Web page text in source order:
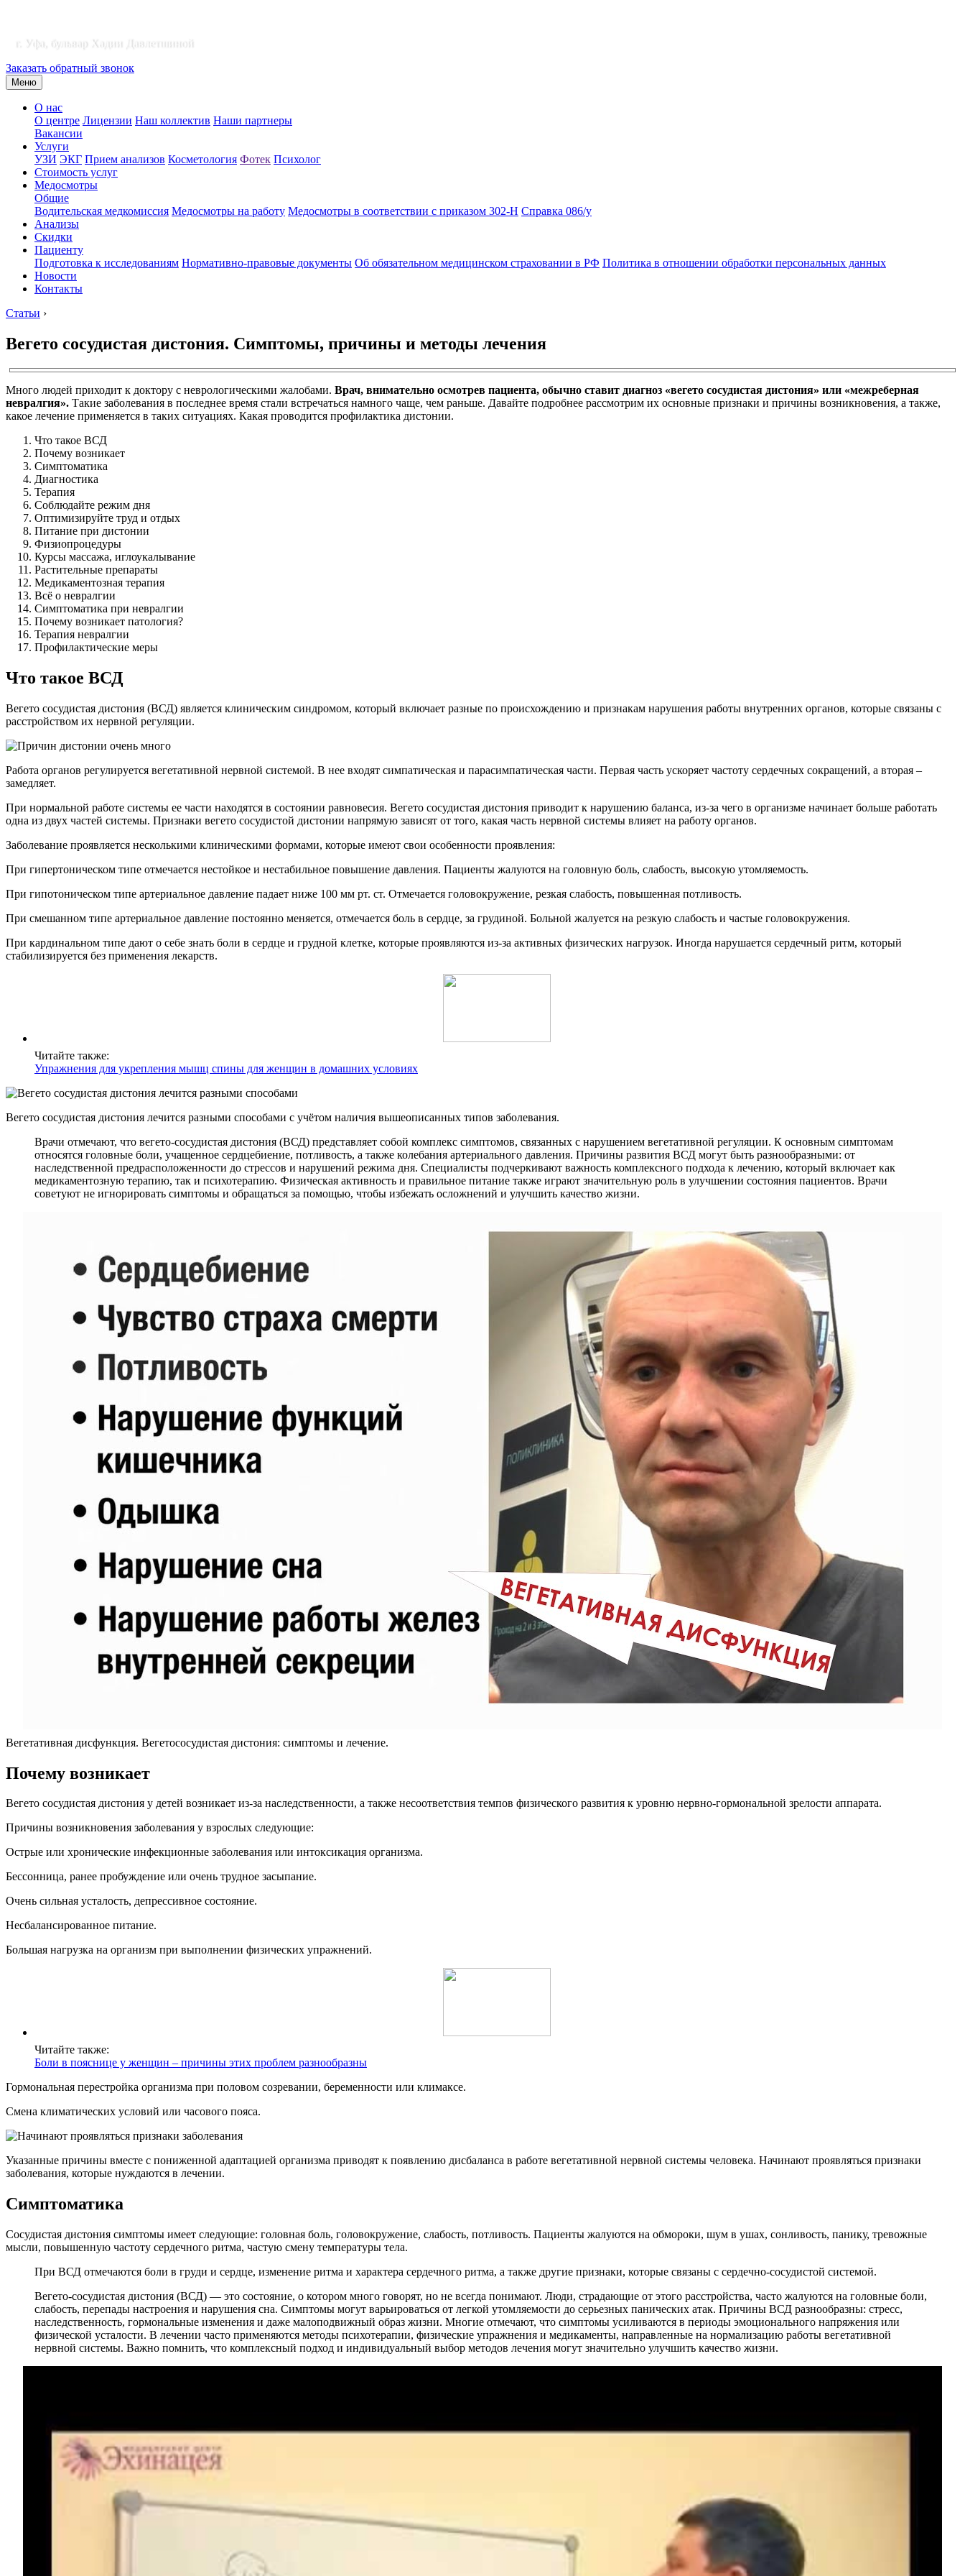
г. Уфа, бульвар Хадии Давлетшиной
Заказать обратный звонок
Меню
О нас
О центре Лицензии Наш коллектив Наши партнеры
Вакансии
Услуги
УЗИ ЭКГ Прием анализов Косметология Фотек Психолог
Стоимость услуг
Медосмотры
Общие
Водительская медкомиссия Медосмотры на работу Медосмотры в соответствии с приказом 302-Н Справка 086/у
Анализы
Скидки
Пациенту
Подготовка к исследованиям Нормативно-правовые документы Об обязательном медицинском страховании в РФ Политика в отношении обработки персональных данных
Новости
Контакты
Статьи ›
Вегето сосудистая дистония. Симптомы, причины и методы лечения
Много людей приходит к доктору с неврологическими жалобами. Врач, внимательно осмотрев пациента, обычно ставит диагноз «вегето сосудистая дистония» или «межреберная
невралгия». Такие заболевания в последнее время стали встречаться намного чаще, чем раньше. Давайте подробнее рассмотрим их основные признаки и причины возникновения, а также,
какое лечение применяется в таких ситуациях. Какая проводится профилактика дистонии.
Что такое ВСД
Почему возникает
Симптоматика
Диагностика
Терапия
Соблюдайте режим дня
Оптимизируйте труд и отдых
Питание при дистонии
Физиопроцедуры
Курсы массажа, иглоукалывание
Растительные препараты
Медикаментозная терапия
Всё о невралгии
Симптоматика при невралгии
Почему возникает патология?
Терапия невралгии
Профилактические меры
Что такое ВСД
Вегето сосудистая дистония (ВСД) является клиническим синдромом, который включает разные по происхождению и признакам нарушения работы внутренних органов, которые связаны с
расстройством их нервной регуляции.
Работа органов регулируется вегетативной нервной системой. В нее входят симпатическая и парасимпатическая части. Первая часть ускоряет частоту сердечных сокращений, а вторая –
замедляет.
При нормальной работе системы ее части находятся в состоянии равновесия. Вегето сосудистая дистония приводит к нарушению баланса, из-за чего в организме начинает больше работать
одна из двух частей системы. Признаки вегето сосудистой дистонии напрямую зависят от того, какая часть нервной системы влияет на работу органов.
Заболевание проявляется несколькими клиническими формами, которые имеют свои особенности проявления:
При гипертоническом типе отмечается нестойкое и нестабильное повышение давления. Пациенты жалуются на головную боль, слабость, высокую утомляемость.
При гипотоническом типе артериальное давление падает ниже 100 мм рт. ст. Отмечается головокружение, резкая слабость, повышенная потливость.
При смешанном типе артериальное давление постоянно меняется, отмечается боль в сердце, за грудиной. Больной жалуется на резкую слабость и частые головокружения.
При кардинальном типе дают о себе знать боли в сердце и грудной клетке, которые проявляются из-за активных физических нагрузок. Иногда нарушается сердечный ритм, который
стабилизируется без применения лекарств.
Читайте также:
Упражнения для укрепления мышц спины для женщин в домашних условиях
Вегето сосудистая дистония лечится разными способами с учётом наличия вышеописанных типов заболевания.
Врачи отмечают, что вегето-сосудистая дистония (ВСД) представляет собой комплекс симптомов, связанных с нарушением вегетативной регуляции. К основным симптомам
относятся головные боли, учащенное сердцебиение, потливость, а также колебания артериального давления. Причины развития ВСД могут быть разнообразными: от
наследственной предрасположенности до стрессов и нарушений режима дня. Специалисты подчеркивают важность комплексного подхода к лечению, который включает как
медикаментозную терапию, так и психотерапию. Физическая активность и правильное питание также играют значительную роль в улучшении состояния пациентов. Врачи
советуют не игнорировать симптомы и обращаться за помощью, чтобы избежать осложнений и улучшить качество жизни.
Вегетативная дисфункция. Вегетососудистая дистония: симптомы и лечение.
Почему возникает
Вегето сосудистая дистония у детей возникает из-за наследственности, а также несоответствия темпов физического развития к уровню нервно-гормональной зрелости аппарата.
Причины возникновения заболевания у взрослых следующие:
Острые или хронические инфекционные заболевания или интоксикация организма.
Бессонница, ранее пробуждение или очень трудное засыпание.
Очень сильная усталость, депрессивное состояние.
Несбалансированное питание.
Большая нагрузка на организм при выполнении физических упражнений.
Читайте также:
Боли в пояснице у женщин – причины этих проблем разнообразны
Гормональная перестройка организма при половом созревании, беременности или климаксе.
Смена климатических условий или часового пояса.
Указанные причины вместе с пониженной адаптацией организма приводят к появлению дисбаланса в работе вегетативной нервной системы человека. Начинают проявляться признаки
заболевания, которые нуждаются в лечении.
Симптоматика
Сосудистая дистония симптомы имеет следующие: головная боль, головокружение, слабость, потливость. Пациенты жалуются на обмороки, шум в ушах, сонливость, панику, тревожные
мысли, повышенную частоту сердечного ритма, частую смену температуры тела.
При ВСД отмечаются боли в груди и сердце, изменение ритма и характера сердечного ритма, а также другие признаки, которые связаны с сердечно-сосудистой системой.
Вегето-сосудистая дистония (ВСД) — это состояние, о котором много говорят, но не всегда понимают. Люди, страдающие от этого расстройства, часто жалуются на головные боли,
слабость, перепады настроения и нарушения сна. Симптомы могут варьироваться от легкой утомляемости до серьезных панических атак. Причины ВСД разнообразны: стресс,
наследственность, гормональные изменения и даже малоподвижный образ жизни. Многие отмечают, что симптомы усиливаются в периоды эмоционального напряжения или
физической усталости. В лечении часто применяются методы психотерапии, физические упражнения и медикаменты, направленные на нормализацию работы вегетативной
нервной системы. Важно помнить, что комплексный подход и индивидуальный выбор методов лечения могут значительно улучшить качество жизни.